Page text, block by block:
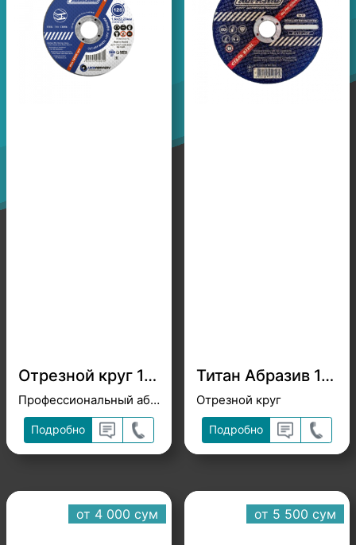
Отрезной круг 125x1,6x22,23 Титан Абразив
Профессиональный абразивный инструмент
Подробно
Титан Абразив 115*2*22,23
Отрезной круг
Подробно
от 4 000 cум от 5 500 cум